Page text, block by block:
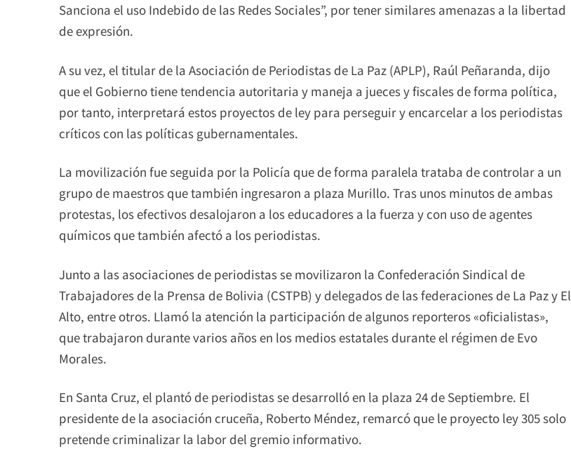
Sanciona el uso Indebido de las Redes Sociales”, por tener similares amenazas a la libertad
de expresión.
A su vez, el titular de la Asociación de Periodistas de La Paz (APLP), Raúl Peñaranda, dijo
que el Gobierno tiene tendencia autoritaria y maneja a jueces y fiscales de forma política,
por tanto, interpretará estos proyectos de ley para perseguir y encarcelar a los periodistas
críticos con las políticas gubernamentales.
La movilización fue seguida por la Policía que de forma paralela trataba de controlar a un
grupo de maestros que también ingresaron a plaza Murillo. Tras unos minutos de ambas
protestas, los efectivos desalojaron a los educadores a la fuerza y con uso de agentes
químicos que también afectó a los periodistas.
Junto a las asociaciones de periodistas se movilizaron la Confederación Sindical de
Trabajadores de la Prensa de Bolivia (CSTPB) y delegados de las federaciones de La Paz y El
Alto, entre otros. Llamó la atención la participación de algunos reporteros «oficialistas»,
que trabajaron durante varios años en los medios estatales durante el régimen de Evo
Morales.
En Santa Cruz, el plantó de periodistas se desarrolló en la plaza 24 de Septiembre. El
presidente de la asociación cruceña, Roberto Méndez, remarcó que le proyecto ley 305 solo
pretende criminalizar la labor del gremio informativo.